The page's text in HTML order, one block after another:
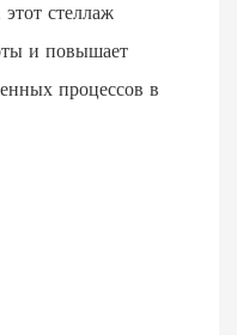
стеллаж
и повышает
процессов в